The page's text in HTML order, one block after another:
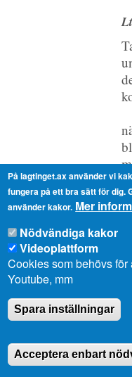
På lagtinget.ax använder vi
fungera på ett bra sätt för dig.
använder kakor. Mer
Nödvändiga kakor
Videoplattform
Cookies som behövs
Youtube, mm
Spara inställningar
Acceptera enbart